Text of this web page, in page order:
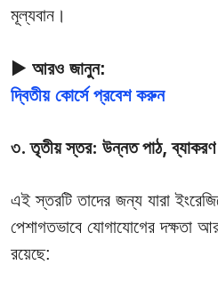
মূল্যবান।
▶ আরও জানুন:
দ্বিতীয় কোর্সে প্রবেশ করুন
৩. তৃতীয় স্তর: উন্নত পাঠ,
এই স্তরটি তাদের জন্য যারা
পেশাগতভাবে যোগাযোগের দক্ষতা
রয়েছে: